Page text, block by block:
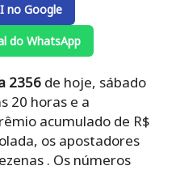
no Google
do WhatsApp
2356 de hoje, sábado
20 horas e a
acumulado de R$
os apostadores
. Os números